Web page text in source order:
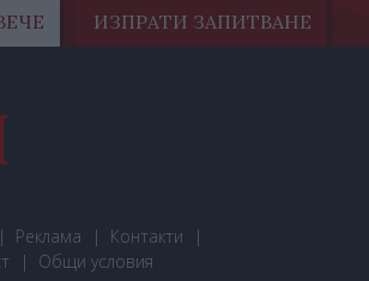
ИЗПРАТИ ЗАПИТВАНЕ
Реклама
Контакти
Общи условия